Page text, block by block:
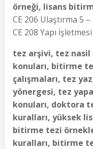
örneği, lisans
CE 206 Ulaştırma 5 –
CE 208 Yapı
tez arşivi, tez
konuları, bitirme
çalışmaları, tez
yönergesi, tez
konuları, doktora
kuralları, yüksek
bitirme tezi
kuralları, bitirme